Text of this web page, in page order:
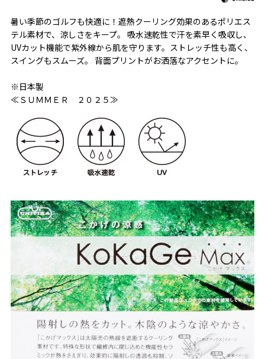
暑い季節のゴルフも快適に！遮熱クーリング効果のあるポリエス
テル素材で、涼しさをキープ。 吸水速乾性で汗を素早く吸収し、
UVカット機能で紫外線から肌を守ります。ストレッチ性も高く、
スイングもスムーズ。 背面プリントがお洒落なアクセントに。
※日本製
≪ＳＵＭＭＥＲ ２０２５≫